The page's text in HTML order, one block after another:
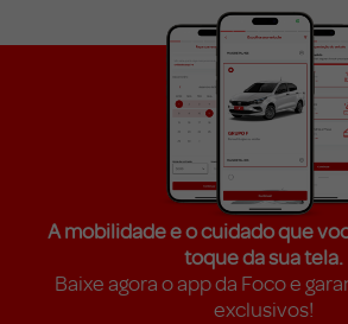
A mobilidade e o cuidado que
toque da sua tela.
Baixe agora o app da Foco e
exclusivos!